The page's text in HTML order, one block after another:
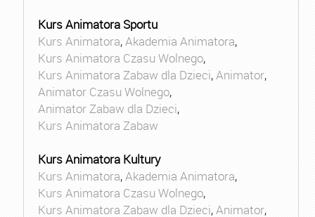
Kurs Animatora Sportu
Kurs Animatora,Akademia Animatora,
Kurs Animatora Czasu Wolnego,
Kurs Animatora Zabaw dla Dzieci,Animator,
Animator Czasu Wolnego,
Animator Zabaw dla Dzieci,
Kurs Animatora Zabaw
Kurs Animatora Kultury
Kurs Animatora,Akademia Animatora,
Kurs Animatora Czasu Wolnego,
Kurs Animatora Zabaw dla Dzieci,Animator,